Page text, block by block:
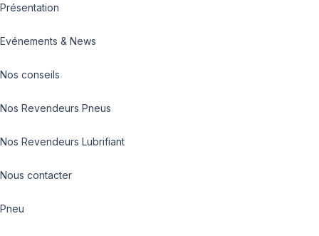
Présentation
Evénements & News
Nos conseils
Nos Revendeurs Pneus
Nos Revendeurs Lubrifiant
Nous contacter
Pneu